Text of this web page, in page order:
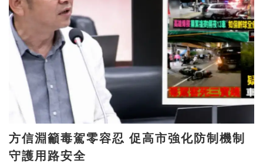
方信淵籲毒駕零容忍 促高市強化防制機制
守護用路安全